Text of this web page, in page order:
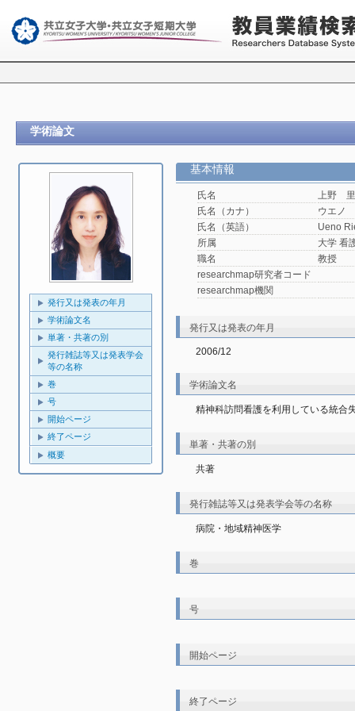
学術論文
発行又は発表の年月
学術論文名
単著・共著の別
発行雑誌等又は発表学会
等の名称
巻
号
開始ページ
終了ページ
概要
基本情報
氏名
上野
氏名（カナ）
ウエノ
氏名（英語）
Ueno
所属
大学 看
職名
教授
researchmap研究者コード
researchmap機関
発行又は発表の年月
2006/12
学術論文名
精神科訪問看護を利用している統合
単著・共著の別
共著
発行雑誌等又は発表学会等の名称
病院・地域精神医学
巻
号
開始ページ
終了ページ